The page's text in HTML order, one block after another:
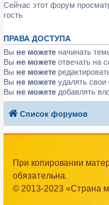
Сейчас этот форум
гость
ПРАВА ДОСТУПА
Вы не можете начинать
Вы не можете отвечать на
Вы не можете
Вы не можете удалять
Вы не можете добавлять
Список форумов
При копировании
обязательна.
© 2013-2023 «Страна